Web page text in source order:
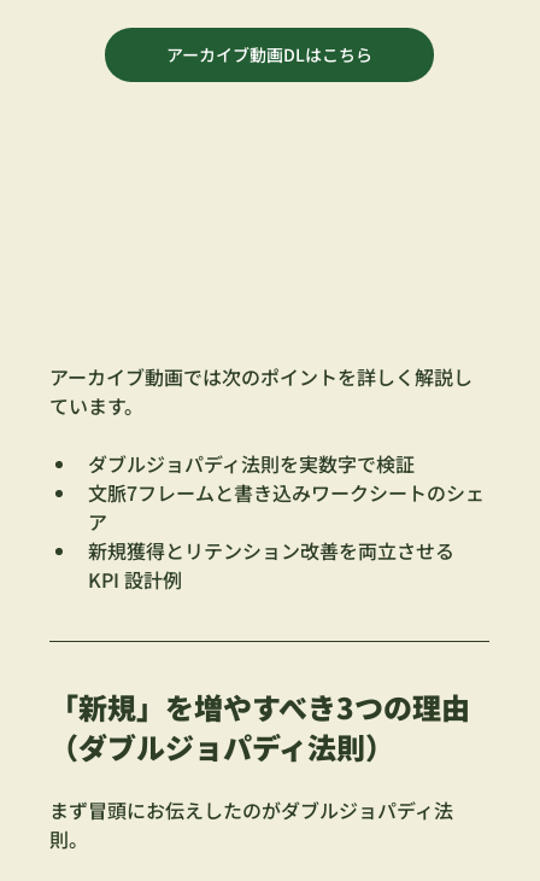
アーカイブ動画DLはこちら
アーカイブ動画では次のポイントを詳しく解説し
ています。
ダブルジョパディ法則を実数字で検証
文脈7フレームと書き込みワークシートのシェ
ア
新規獲得とリテンション改善を両立させる
KPI 設計例
「新規」を増やすべき3つの理由
（ダブルジョパディ法則）
まず冒頭にお伝えしたのがダブルジョパディ法
則。